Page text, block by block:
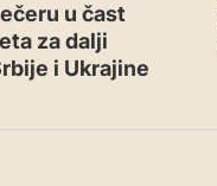
u čast
za dalji
i Ukrajine